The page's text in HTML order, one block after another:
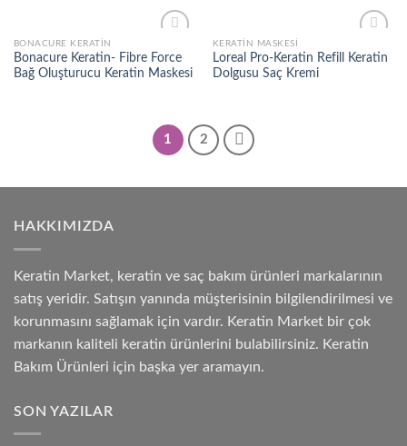
Add to
wishlist
BONACURE KERATIN
Bonacure Keratin- Fibre Force
Bağ Oluşturucu Keratin Maskesi
Add to
wishlist
KERATIN MASKESI
Loreal Pro-Keratin Refill Keratin
Dolgusu Saç Kremi
1 2
HAKKIMIZDA
Keratin Market, keratin ve saç bakım ürünleri markalarının
satış yeridir. Satışın yanında müşterisinin bilgilendirilmesi ve
korunmasını sağlamak için vardır. Keratin Market bir çok
markanın kaliteli keratin ürünlerini bulabilirsiniz. Keratin
Bakım Ürünleri için başka yer aramayın.
SON YAZILAR